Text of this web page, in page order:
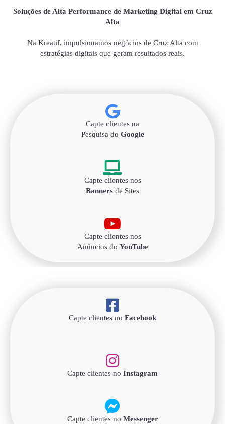
Soluções de Alta Performance de Marketing Digital em Cruz
Alta
Na Kreatif, impulsionamos negócios de Cruz Alta com
estratégias digitais que geram resultados reais.
Capte clientes na
Pesquisa do Google
Capte clientes nos
Banners de Sites
Capte clientes nos
Anúncios do YouTube
Capte clientes no Facebook
Capte clientes no Instagram
Capte clientes no Messenger